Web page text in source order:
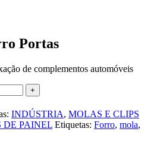
Portas
de complementos automóveis
+
INDÚSTRIA, MOLAS E CLIPS
DE PAINEL Etiquetas: Forro, mola,